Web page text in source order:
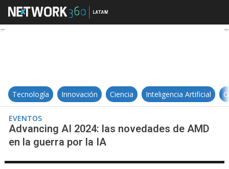
Advancing AI 2024: las
Tecnología Innovación Ciencia Inteligencia Artificial
EVENTOS
Advancing AI 2024: las novedades de AMD
en la guerra por la IA